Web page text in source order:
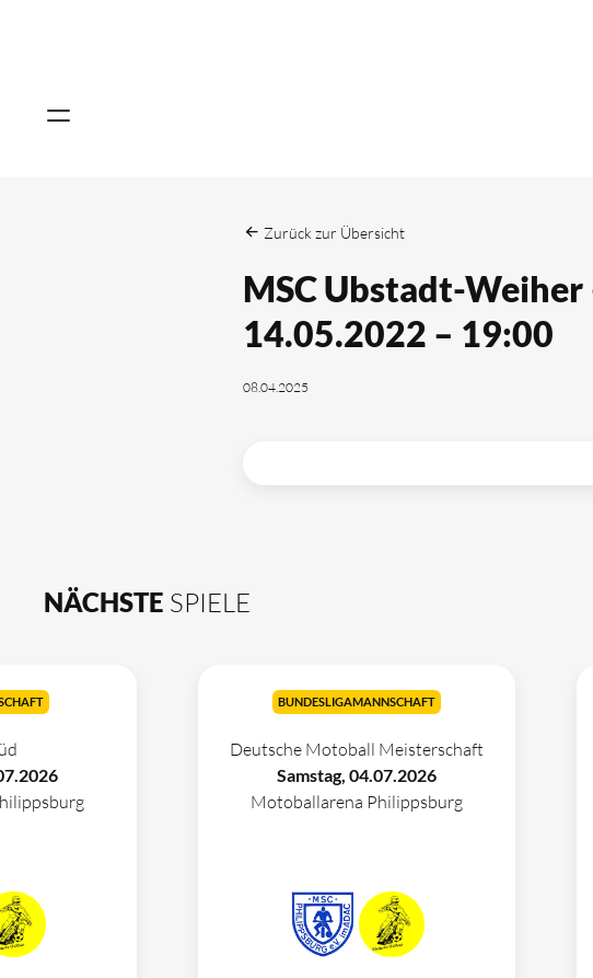
Zurück zur Übersicht
MSC Ubstadt-Weiher
14.05.2022 – 19:00
08.04.2025
NÄCHSTE SPIELE
BUNDESLIGAMANNSCHAFT
Deutsche Motoball Meisterschaft
Samstag, 04.07.2026
Motoballarena Philippsburg